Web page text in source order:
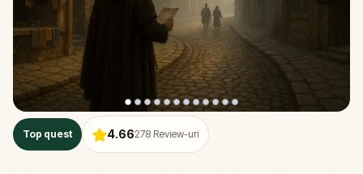
Top quest 4.66278 Review-uri